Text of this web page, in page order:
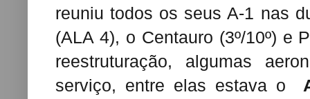
reuniu todos os seus A-1 nas
(ALA 4), o Centauro (3º/10º) e
reestruturação, algumas
serviço, entre elas estava o